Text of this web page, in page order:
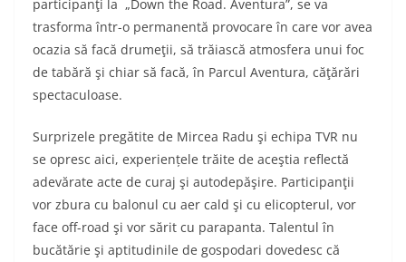
participanţi la „Down the Road. Aventura”, se va
trasforma într-o permanentă provocare în care vor avea
ocazia să facă drumeţii, să trăiască atmosfera unui foc
de tabără şi chiar să facă, în Parcul Aventura, căţărări
spectaculoase.
Surprizele pregătite de Mircea Radu şi echipa TVR nu
se opresc aici, experiențele trăite de aceştia reflectă
adevărate acte de curaj şi autodepăşire. Participanţii
vor zbura cu balonul cu aer cald şi cu elicopterul, vor
face off-road şi vor sărit cu parapanta. Talentul în
bucătărie şi aptitudinile de gospodari dovedesc că